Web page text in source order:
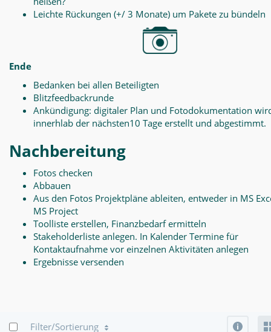
Leichte Rückungen (+/ 3 Monate) um Pakete zu bündeln
Ende
Bedanken bei allen Beteiligten
Blitzfeedbackrunde
Ankündigung: digitaler Plan und Fotodokumentation
innerhlab der nächsten10 Tage erstellt und abgestimmt.
Nachbereitung
Fotos checken
Abbauen
Aus den Fotos Projektpläne ableiten, entweder in MS
MS Project
Toolliste erstellen, Finanzbedarf ermitteln
Stakeholderliste anlegen. In Kalender Termine für
Kontaktaufnahme vor einzelnen Aktivitäten anlegen
Ergebnisse versenden
Filter/Sortierung